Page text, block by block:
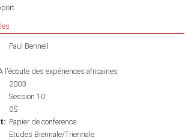
Paul Bennell
l'écoute des expériences africaines
2003
Session 10
0$
Papier de conference
Etudes Biennale/Triennale